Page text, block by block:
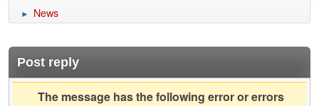
► News
Post reply
The message has the following error or errors